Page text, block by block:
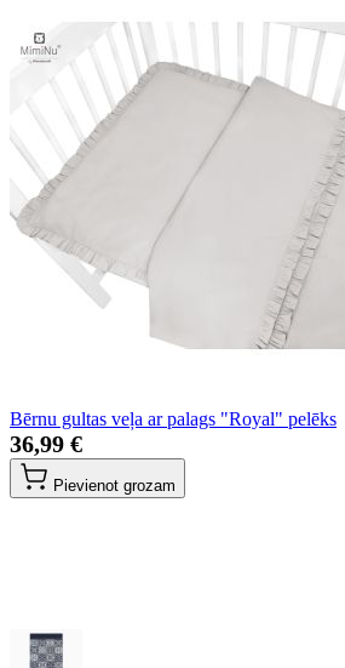
Bērnu gultas veļa ar palags "Royal" pelēks
36,99 €
Pievienot grozam